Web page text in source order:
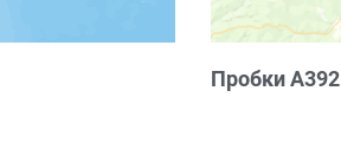
Пробки А392